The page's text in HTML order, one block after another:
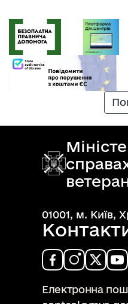
01001, м. Київ,
Електронна